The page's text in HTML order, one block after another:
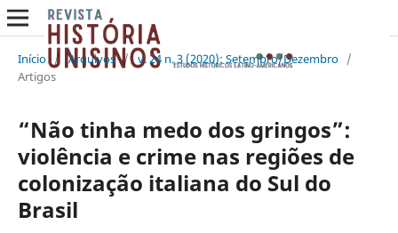
Início / Arquivos / v. 24 n. 3 (2020): Setembro/Dezembro /
Artigos
“Não tinha medo dos gringos”:
violência e crime nas regiões de
colonização italiana do Sul do
Brasil